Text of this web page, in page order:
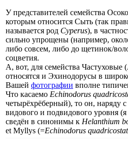
У представителей семейства
которым относится Сыть (так
называется род Cyperus), в
сильно упрощены (например,
либо совсем, либо до щетинок/
соцветия.
А, вот, для семейства Частуховые
относятся и Эхинодорусы в
Вашей фотографии вполне
Что касаемо Echinodorus
четырёхрёберный), то он, наряду
видового и подвидового уровня
сведён в синонимы к Helanthium
et Myllys (=Echinodorus